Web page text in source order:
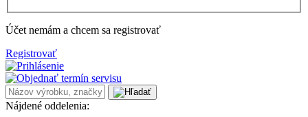
Účet nemám a chcem sa registrovať
Registrovať
Nájdené oddelenia: